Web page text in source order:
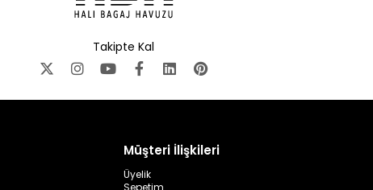
Takipte Kal
Müşteri İlişkileri
Üyelik
Sepetim